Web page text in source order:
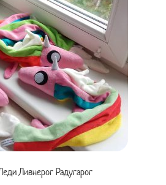
Ливнерог Радугарог